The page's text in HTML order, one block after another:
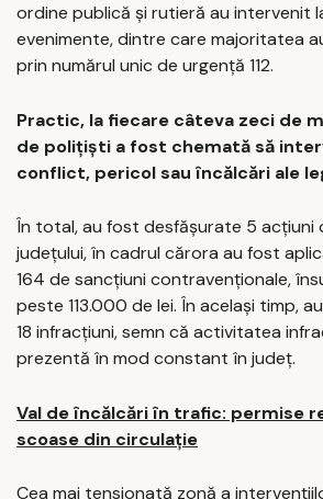
ordine publică și rutieră au intervenit
evenimente, dintre care majoritatea
prin numărul unic de urgență 112.
Practic, la fiecare câteva zeci de
de polițiști a fost chemată să
conflict, pericol sau încălcări ale
În total, au fost desfășurate 5 acțiuni
județului, în cadrul cărora au fost
164 de sancțiuni contravenționale,
peste 113.000 de lei. În același timp,
18 infracțiuni, semn că activitatea
prezentă în mod constant în județ.
Val de încălcări în trafic: permise
scoase din circulație
Cea mai tensionată zonă a